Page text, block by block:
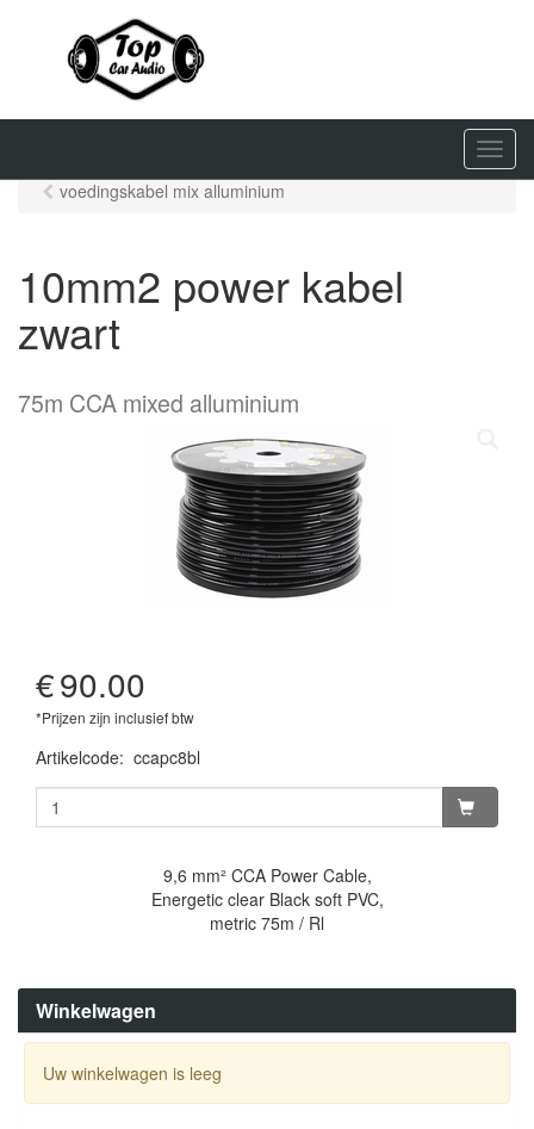
M
e
Winkelwagen
Uw winkelwagen is leeg
voedingskabel mix alluminium
10mm2 power kabel
zwart
75m CCA mixed alluminium
€90.00
*Prijzen zijn inclusief btw
Artikelcode: ccapc8bl
9,6 mm² CCA Power Cable,
Energetic clear Black soft PVC,
metric 75m / Rl